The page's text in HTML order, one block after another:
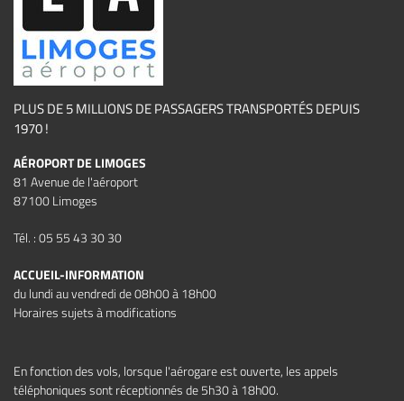
PLUS DE 5 MILLIONS DE PASSAGERS TRANSPORTÉS DEPUIS
1970 !
AÉROPORT DE LIMOGES
81 Avenue de l'aéroport
87100 Limoges
Tél. : 05 55 43 30 30
ACCUEIL-INFORMATION
du lundi au vendredi de 08h00 à 18h00
Horaires sujets à modifications
En fonction des vols, lorsque l'aérogare est ouverte, les appels
téléphoniques sont réceptionnés de 5h30 à 18h00.